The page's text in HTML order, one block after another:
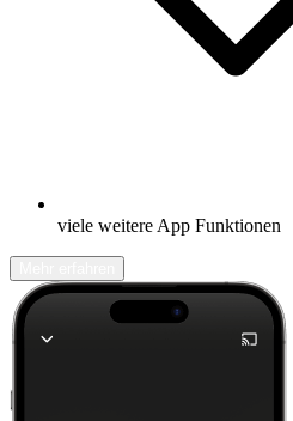
viele weitere App Funktionen